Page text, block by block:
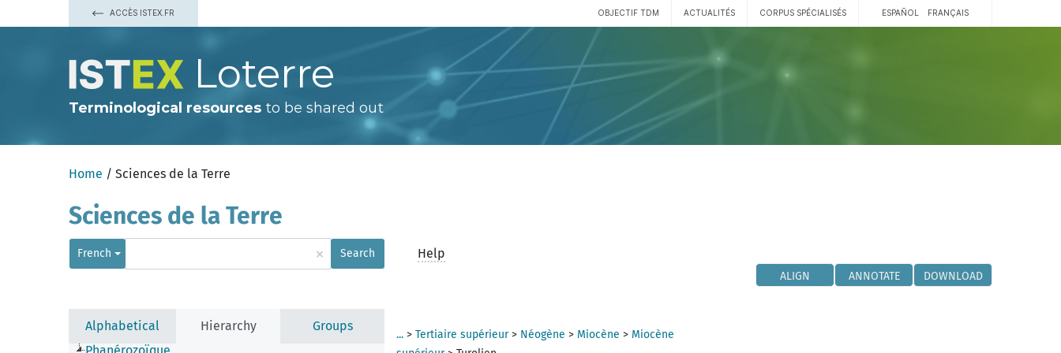
ACCÈS ISTEX.FR OBJECTIF TDM ACTUALITÉS CORPUS SPÉCIALISÉS ESPAÑOL FRANÇAIS
Loterre
Terminological resources to be shared out
Home / Sciences de la Terre
Sciences de la Terre
French × Search Help
ALIGN ANNOTATE DOWNLOAD
Alphabetical Hierarchy
Groups
... > Tertiaire supérieur> Néogène > Miocène > Miocène